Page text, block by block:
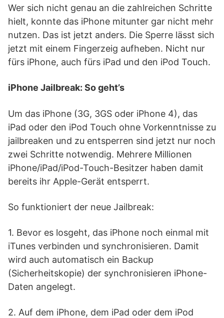
Wer sich nicht genau an die zahlreichen Schritte
hielt, konnte das iPhone mitunter gar nicht mehr
nutzen. Das ist jetzt anders. Die Sperre lässt sich
jetzt mit einem Fingerzeig aufheben. Nicht nur
fürs iPhone, auch fürs iPad und den iPod Touch.
iPhone Jailbreak: So geht’s
Um das iPhone (3G, 3GS oder iPhone 4), das
iPad oder den iPod Touch ohne Vorkenntnisse zu
jailbreaken und zu entsperren sind jetzt nur noch
zwei Schritte notwendig. Mehrere Millionen
iPhone/iPad/iPod-Touch-Besitzer haben damit
bereits ihr Apple-Gerät entsperrt.
So funktioniert der neue Jailbreak:
1. Bevor es losgeht, das iPhone noch einmal mit
iTunes verbinden und synchronisieren. Damit
wird auch automatisch ein Backup
(Sicherheitskopie) der synchronisieren iPhone-
Daten angelegt.
2. Auf dem iPhone, dem iPad oder dem iPod